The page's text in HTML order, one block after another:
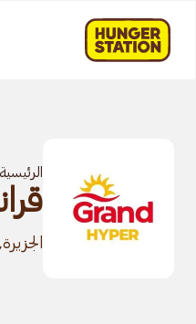
الرئيسية